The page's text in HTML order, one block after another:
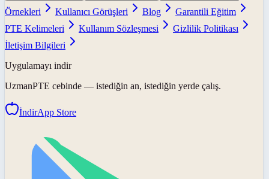
Örnekleri
Kullanıcı Görüşleri Blog
Garantili Eğitim
PTE Kelimeleri
Kullanım Sözleşmesi
Gizlilik Politikası
İletişim Bilgileri
Uygulamayı indir
UzmanPTE cebinde — istediğin an, istediğin yerde çalış.
İndirApp Store